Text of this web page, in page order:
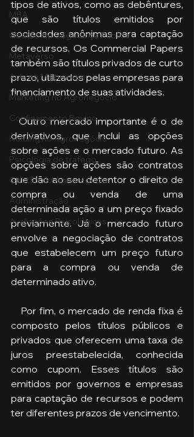
MBA
Gestão de Segurança Publica
Metaverso
Aula no Metaverso
Marketing no Agronegócio
Confinamento Bovino
Holding no Agronegócio
Psicologia de tráfego
Gestão do Agronegócio
Administração
Avaliações Psicológicas
tipos de ativos, como as debêntures,
que são títulos emitidos por
sociedades anônimas para captação
de recursos. Os Commercial Papers
também são títulos privados de curto
prazo, utilizados pelas empresas para
financiamento de suas atividades.
  Outro mercado importante é o de
derivativos, que inclui as opções
sobre ações e o mercado futuro. As
opções sobre ações são contratos
que dão ao seu detentor o direito de
compra ou venda de uma
determinada ação a um preço fixado
previamente. Já o mercado futuro
envolve a negociação de contratos
que estabelecem um preço futuro
para a compra ou venda de
determinado ativo.
composto pelos títulos públicos e
privados que oferecem uma taxa de
juros preestabelecida, conhecida
como cupom. Esses títulos são
emitidos por governos e empresas
para captação de recursos e podem
ter diferentes prazos de vencimento.